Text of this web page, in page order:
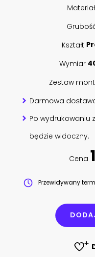
Materiał
Kształt
Wymiar
Zestaw
Darmowa
Po wydrukowaniu
będzie widoczny.
Cena
Przewidywany